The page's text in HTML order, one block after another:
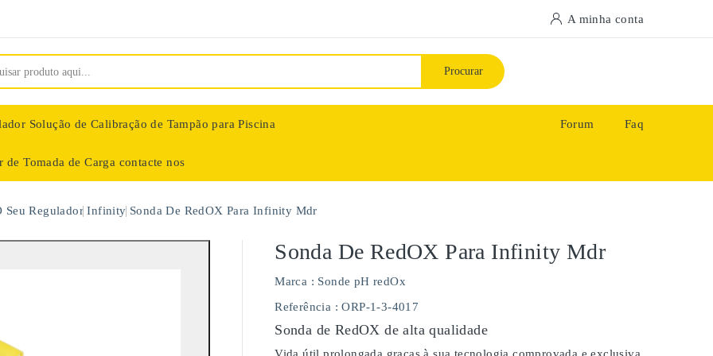
A minha conta
Procurar
Solução de Calibração de Tampão para Piscina
de Tomada de Carga contacte nos
Forum Faq
Seu Regulador Infinity Sonda De RedOX Para Infinity Mdr
Sonda De RedOX Para Infinity Mdr
Marca : Sonde pH redOx
Referência : ORP-1-3-4017
Sonda de RedOX de alta qualidade